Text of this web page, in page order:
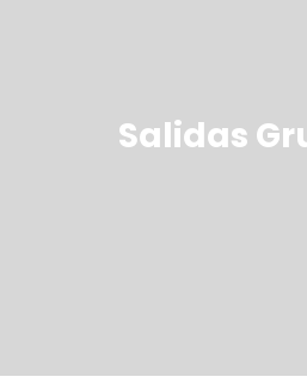
Salidas